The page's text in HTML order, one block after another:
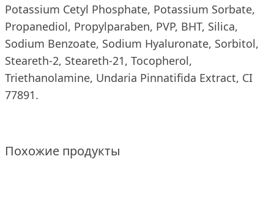
Potassium Cetyl Phosphate, Potassium Sorbate,
Propanediol, Propylparaben, PVP, BHT, Silica,
Sodium Benzoate, Sodium Hyaluronate, Sorbitol,
Steareth-2, Steareth-21, Tocopherol,
Triethanolamine, Undaria Pinnatifida Extract, CI
77891.
Похожие продукты